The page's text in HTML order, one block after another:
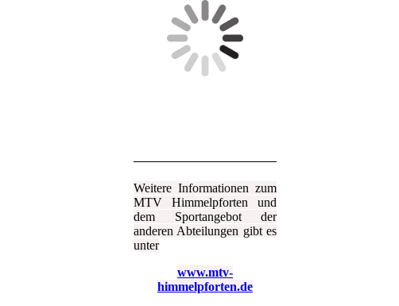
Weitere Informationen zum
MTV Himmelpforten und
dem Sportangebot der
anderen Abteilungen gibt es
unter
www.mtv-
himmelpforten.de